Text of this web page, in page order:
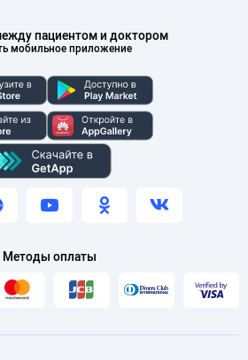
пациентом и доктором
мобильное приложение
Методы оплаты